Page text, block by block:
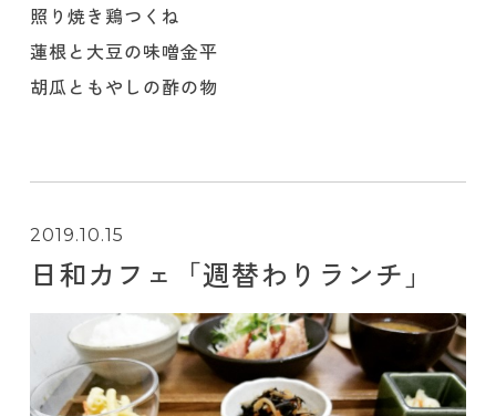
照り焼き鶏つくね
蓮根と大豆の味噌金平
胡瓜ともやしの酢の物
2019.10.15
日和カフェ「週替わりランチ」